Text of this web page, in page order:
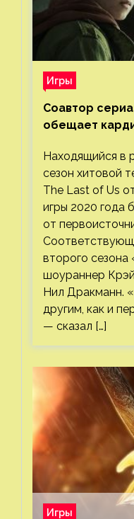
Игры
Соавтор
обещает
Находящийся в
сезон хитовой
The Last of Us
игры 2020 года
от
второго сезона
шоураннер
Нил Дракманн.
другим, как и
— сказал […]
Игры